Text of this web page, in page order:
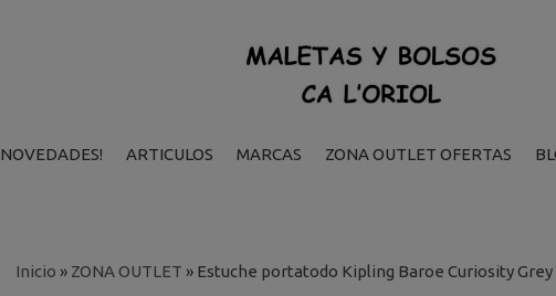
NOVEDADES! ARTICULOS MARCAS ZONA OUTLET OFERTAS
Inicio » ZONA OUTLET » Estuche portatodo Kipling Baroe Curiosity Grey